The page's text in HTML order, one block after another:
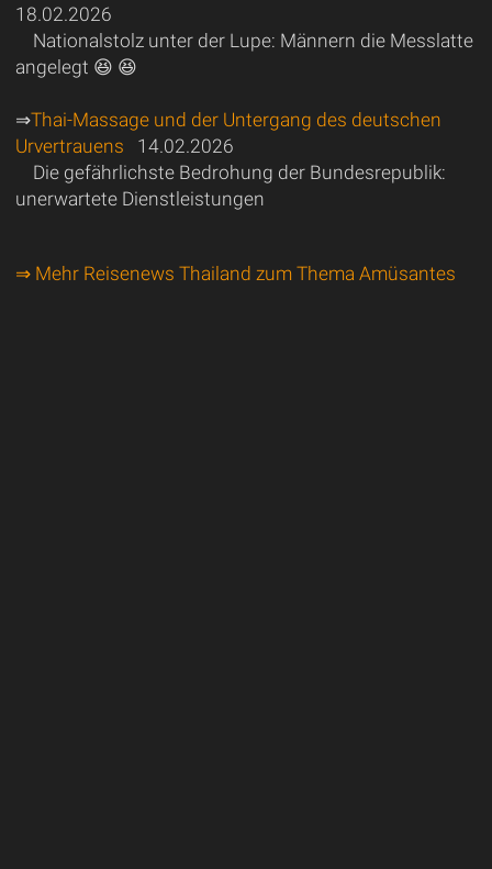
18.02.2026
Nationalstolz unter der Lupe: Männern die Messlatte
angelegt 😆 😆
⇒Thai-Massage und der Untergang des deutschen
Urvertrauens 14.02.2026
Die gefährlichste Bedrohung der Bundesrepublik:
unerwartete Dienstleistungen
⇒ Mehr Reisenews Thailand zum Thema Amüsantes